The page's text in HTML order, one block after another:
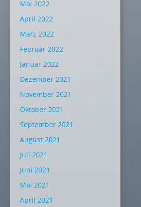
Mai 2022
April 2022
März 2022
Februar 2022
Januar 2022
Dezember 2021
November 2021
Oktober 2021
September 2021
August 2021
Juli 2021
Juni 2021
Mai 2021
April 2021